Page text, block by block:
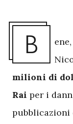
B
milioni di
Rai per i
pubblicazioni